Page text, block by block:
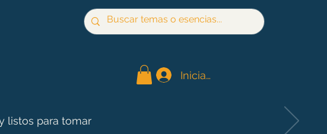
Iniciar sesión
listos para tomar